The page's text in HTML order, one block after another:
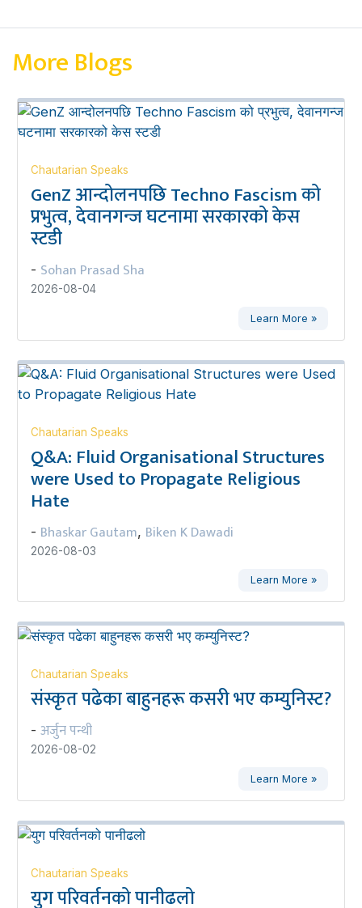
More Blogs
Chautarian Speaks
GenZ आन्दोलनपछि Techno Fascism को
प्रभुत्व, देवानगन्ज घटनामा सरकारको केस
स्टडी
- Sohan Prasad Sha
2026-08-04
Learn More »
Chautarian Speaks
Q&A: Fluid Organisational Structures
were Used to Propagate Religious
Hate
- Bhaskar Gautam, Biken K Dawadi
2026-08-03
Learn More »
Chautarian Speaks
संस्कृत पढेका बाहुनहरू कसरी भए कम्युनिस्ट?
- अर्जुन पन्थी
2026-08-02
Learn More »
Chautarian Speaks
युग परिवर्तनको पानीढलो